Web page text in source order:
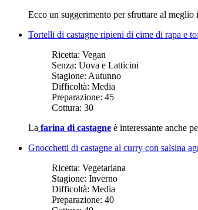
Ecco un suggerimento per sfruttare al
Tortelli di castagne ripieni di cime di rapa e
Ricetta: Vegan
Senza: Uova e Latticini
Stagione: Autunno
Difficoltà: Media
Preparazione: 45
Cottura: 30
La farina di castagne è interessante anche
Gnocchetti di castagne al curry con salsina
Ricetta: Vegetariana
Stagione: Inverno
Difficoltà: Media
Preparazione: 40